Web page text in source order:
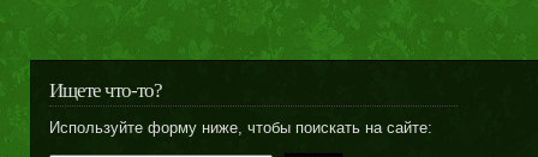
Ищете что-то?
Используйте форму ниже, чтобы поискать на сайте: